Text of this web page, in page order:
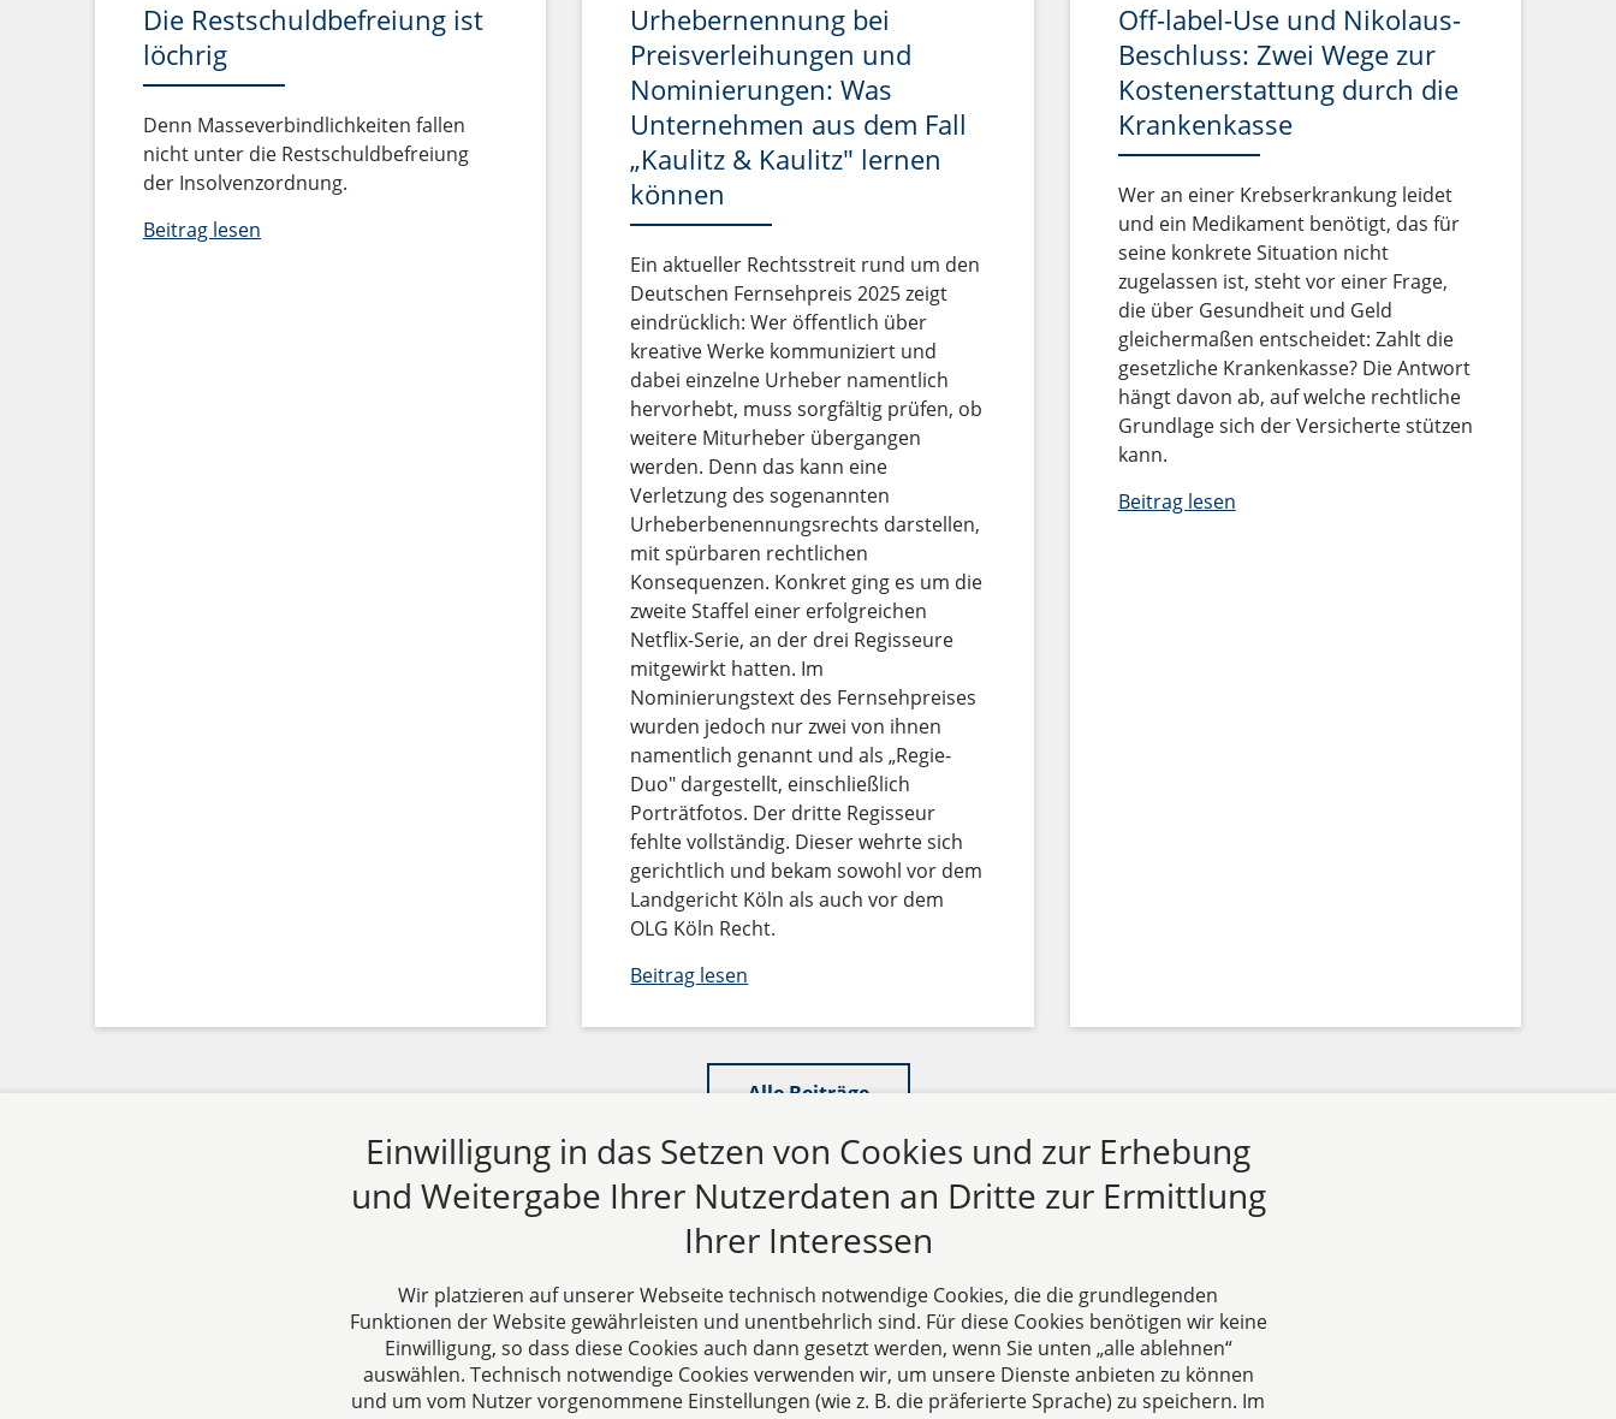
Die Restschuldbefreiung ist
löchrig
Denn Masseverbindlichkeiten fallen
nicht unter die Restschuldbefreiung
der Insolvenzordnung.
Beitrag lesen
Urhebernennung bei
Preisverleihungen und
Nominierungen: Was
Unternehmen aus dem Fall
„Kaulitz & Kaulitz" lernen
können
Ein aktueller Rechtsstreit rund um den
Deutschen Fernsehpreis 2025 zeigt
eindrücklich: Wer öffentlich über
kreative Werke kommuniziert und
dabei einzelne Urheber namentlich
hervorhebt, muss sorgfältig prüfen, ob
weitere Miturheber übergangen
werden. Denn das kann eine
Verletzung des sogenannten
Urheberbenennungsrechts darstellen,
mit spürbaren rechtlichen
Konsequenzen. Konkret ging es um die
zweite Staffel einer erfolgreichen
Netflix-Serie, an der drei Regisseure
mitgewirkt hatten. Im
Nominierungstext des Fernsehpreises
wurden jedoch nur zwei von ihnen
namentlich genannt und als „Regie-
Duo" dargestellt, einschließlich
Porträtfotos. Der dritte Regisseur
fehlte vollständig. Dieser wehrte sich
gerichtlich und bekam sowohl vor dem
Landgericht Köln als auch vor dem
OLG Köln Recht.
Beitrag lesen
Off-label-Use und Nikolaus-
Beschluss: Zwei Wege zur
Kostenerstattung durch die
Krankenkasse
Wer an einer Krebserkrankung leidet
und ein Medikament benötigt, das für
seine konkrete Situation nicht
zugelassen ist, steht vor einer Frage,
die über Gesundheit und Geld
gleichermaßen entscheidet: Zahlt die
gesetzliche Krankenkasse? Die Antwort
hängt davon ab, auf welche rechtliche
Grundlage sich der Versicherte stützen
kann.
Beitrag lesen
Alle Beiträge
Über uns
DH&K ist Ihre erfahrene
Folgen Sie uns auf
Das europäische Kanzlei-
Netzwerk
Einwilligung in das Setzen von Cookies und zur Erhebung
und Weitergabe Ihrer Nutzerdaten an Dritte zur Ermittlung
Ihrer Interessen
Wir platzieren auf unserer Webseite technisch notwendige Cookies, die die grundlegenden
Funktionen der Website gewährleisten und unentbehrlich sind. Für diese Cookies benötigen wir keine
Einwilligung, so dass diese Cookies auch dann gesetzt werden, wenn Sie unten „alle ablehnen“
auswählen. Technisch notwendige Cookies verwenden wir, um unsere Dienste anbieten zu können
und um vom Nutzer vorgenommene Einstellungen (wie z. B. die präferierte Sprache) zu speichern. Im